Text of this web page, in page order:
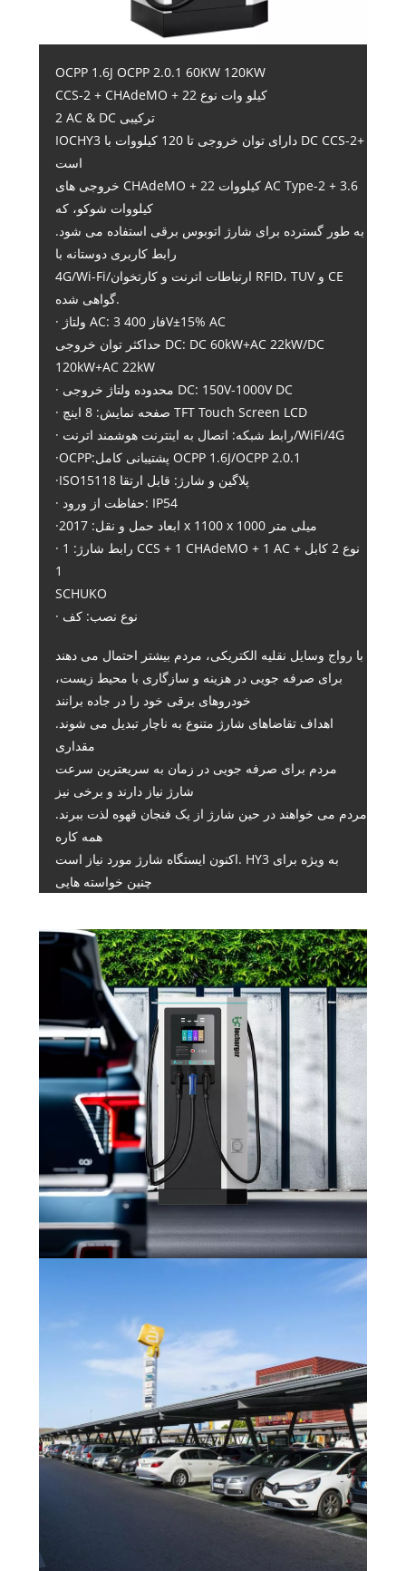
OCPP 1.6J OCPP 2.0.1 60KW 120KW
CCS-2 + CHAdeMO + 22 کیلو وات نوع
2 AC & DC ترکیبی
IOCHY3 دارای توان خروجی تا 120 کیلووات با DC CCS-2+
است
خروجی های CHAdeMO + 22 کیلووات AC Type-2 + 3.6
کیلووات شوکو، که
به طور گسترده برای شارژ اتوبوس برقی استفاده می شود.
رابط کاربری دوستانه با
4G/Wi-Fi/ارتباطات اترنت و کارتخوان RFID، TUV و CE
گواهی شده.
· ولتاژ AC: 3 فاز 400V±15% AC
حداکثر توان خروجی DC: DC 60kW+AC 22kW/DC
120kW+AC 22kW
· محدوده ولتاژ خروجی DC: 150V-1000V DC
· صفحه نمایش: 8 اینچ TFT Touch Screen LCD
· رابط شبکه: اتصال به اینترنت هوشمند اترنت/WiFi/4G
·OCPP:پشتیبانی کامل OCPP 1.6J/OCPP 2.0.1
·ISO15118 پلاگین و شارژ: قابل ارتقا
· حفاظت از ورود: IP54
·ابعاد حمل و نقل: 2017 x 1100 x 1000 میلی متر
· رابط شارژ: 1 CCS + 1 CHAdeMO + 1 AC نوع 2 کابل +
1
SCHUKO
· نوع نصب: کف
با رواج وسایل نقلیه الکتریکی، مردم بیشتر احتمال می دهند
برای صرفه جویی در هزینه و سازگاری با محیط زیست،
خودروهای برقی خود را در جاده برانند
اهداف تقاضاهای شارژ متنوع به ناچار تبدیل می شوند.
مقداری
مردم برای صرفه جویی در زمان به سریعترین سرعت
شارژ نیاز دارند و برخی نیز
مردم می خواهند در حین شارژ از یک فنجان قهوه لذت ببرند.
همه کاره
اکنون ایستگاه شارژ مورد نیاز است. HY3 به ویژه برای
چنین خواسته هایی